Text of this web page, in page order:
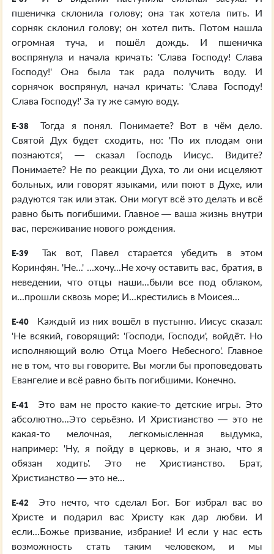
пшеничка склонила голову; она так хотела пить. И
сорняк склонил голову; он хотел пить. Потом нашла
огромная туча, и пошёл дождь. И пшеничка
воспрянула и начала кричать: 'Слава Господу! Слава
Господу!' Она была так рада получить воду. И
сорнячок воспрянул, начал кричать: 'Слава Господу!
Слава Господу!' За ту же самую воду.
E-38
Тогда я понял. Понимаете? Вот в чём дело.
Святой Дух будет сходить, но: 'По их плодам они
познаются', — сказал Господь Иисус. Видите?
Понимаете? Не по реакции Духа, то ли они исцеляют
больных, или говорят языками, или поют в Духе, или
радуются так или этак. Они могут всё это делать и всё
равно быть погибшими. Главное — ваша жизнь внутри
вас, переживание нового рождения.
E-39
Так вот, Павел старается убедить в этом
Коринфян. 'Не...' ...хочу...Не хочу оставить вас, братия, в
неведении, что отцы наши...были все под облаком,
и...прошли сквозь море; И...крестились в Моисея...
E-40
Каждый из них вошёл в пустыню. Иисус сказал:
'Не всякий, говорящий: 'Господи, Господи', войдёт. Но
исполняющий волю Отца Моего Небесного'. Главное
не в том, что вы говорите. Вы могли бы проповедовать
Евангелие и всё равно быть погибшими. Конечно.
E-41
Это вам не просто какие-то детские игры. Это
абсолютно...Это серьёзно. И Христианство — это не
какая-то мелочная, легкомысленная выдумка,
например: 'Ну, я пойду в церковь, и я знаю, что я
обязан ходить'. Это не Христианство. Брат,
Христианство — это не...
E-42
Это нечто, что сделал Бог. Бог избрал вас во
Христе и подарил вас Христу как дар любви. И
если...Божье призвание, избрание! И если у нас есть
возможность стать таким человеком, и мы